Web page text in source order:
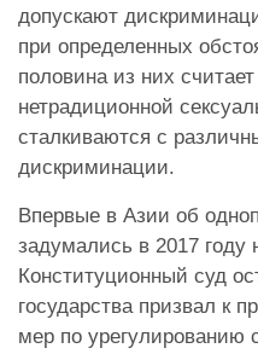
допускают
при определенных
половина из них
нетрадиционной
сталкиваются с
дискриминации.
Впервые в Азии об
задумались в 2017 году
Конституционный суд
государства призвал к
мер по урегулированию